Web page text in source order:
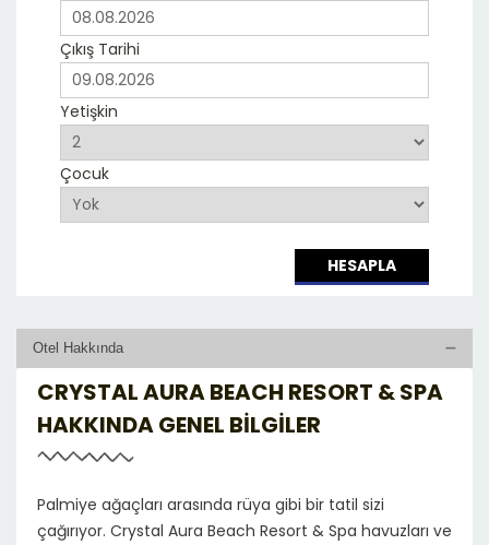
Çıkış Tarihi
Yetişkin
Çocuk
HESAPLA
Otel Hakkında
CRYSTAL AURA BEACH RESORT & SPA
HAKKINDA GENEL BILGILER
Palmiye ağaçları arasında rüya gibi bir tatil sizi
çağırıyor. Crystal Aura Beach Resort & Spa havuzları ve